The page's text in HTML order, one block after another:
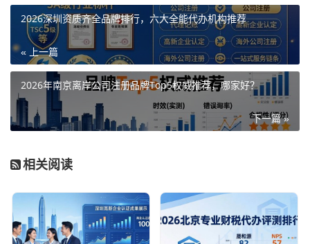
2026深圳资质齐全品牌排行，六大全能代办机构推荐
« 上一篇
2026年南京离岸公司注册品牌Top5权威推荐，哪家好？
下一篇 »
相关阅读